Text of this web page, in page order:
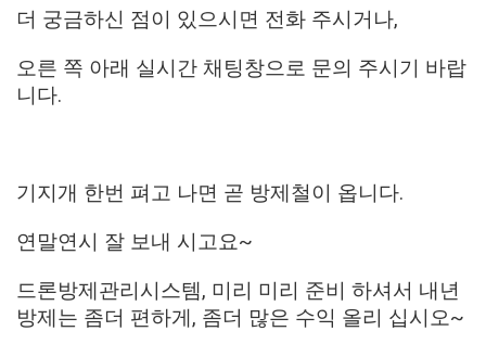
더 궁금하신 점이 있으시면 전화 주시거나,
오른 쪽 아래 실시간 채팅창으로 문의 주시기 바랍
니다.
기지개 한번 펴고 나면 곧 방제철이 옵니다.
연말연시 잘 보내 시고요~
드론방제관리시스템, 미리 미리 준비 하셔서 내년
방제는 좀더 편하게, 좀더 많은 수익 올리 십시오~